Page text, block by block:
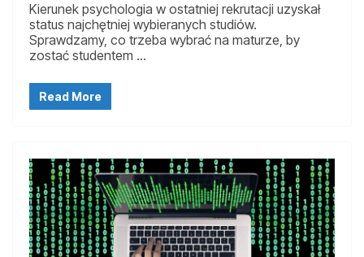
Kierunek psychologia w ostatniej rekrutacji uzyskał
status najchętniej wybieranych studiów.
Sprawdzamy, co trzeba wybrać na maturze, by
zostać studentem …
Read More